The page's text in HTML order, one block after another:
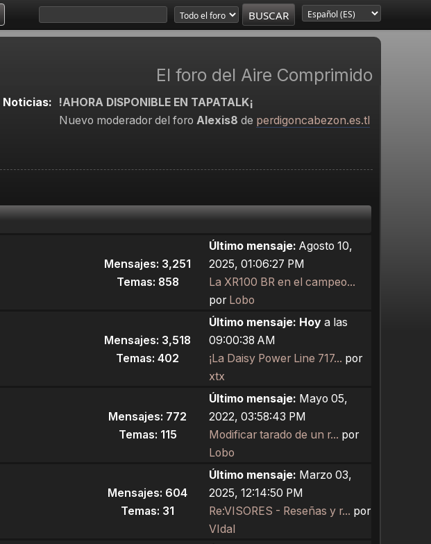
El foro del Aire Comprimido
Noticias:
!AHORA DISPONIBLE EN TAPATALK¡
Nuevo moderador del foro Alexis8 de perdigoncabezon.es.tl
Mensajes: 3,251
Temas: 858
Último mensaje: Agosto 10,
2025, 01:06:27 PM
La XR100 BR en el campeo...
por Lobo
Mensajes: 3,518
Temas: 402
Último mensaje: Hoy a las
09:00:38 AM
¡La Daisy Power Line 717... por
xtx
Mensajes: 772
Temas: 115
Último mensaje: Mayo 05,
2022, 03:58:43 PM
Modificar tarado de un r... por
Lobo
Mensajes: 604
Temas: 31
Último mensaje: Marzo 03,
2025, 12:14:50 PM
Re:VISORES - Reseñas y r... por
VIdal